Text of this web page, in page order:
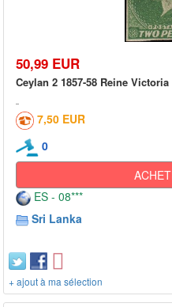
50,99 EUR
Ceylan 2 1857-58 Reine Victoria
7,50 EUR
0
ES - 08***
Sri Lanka
+ ajout à ma sélection